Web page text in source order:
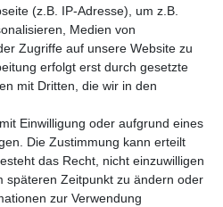
(z.B. IP-Adresse), um z.B.
Medien von
Zugriffe auf unsere Website zu
erfolgt erst durch gesetzte
mit Dritten, die wir in den
Einwilligung oder aufgrund eines
Die Zustimmung kann erteilt
das Recht, nicht einzuwilligen
späteren Zeitpunkt zu ändern oder
zur Verwendung